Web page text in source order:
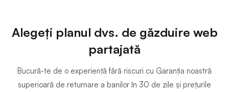
Alegeți planul dvs. de găzduire web
partajată
Bucură-te de o experiență fără riscuri cu Garanția noastră
superioară de returnare a banilor în 30 de zile și prețurile